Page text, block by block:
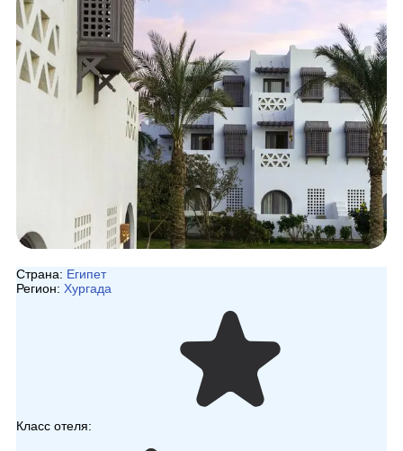
Страна: Египет
Регион: Хургада
Класс отеля: